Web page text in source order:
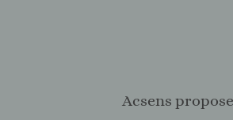
Acsens propose